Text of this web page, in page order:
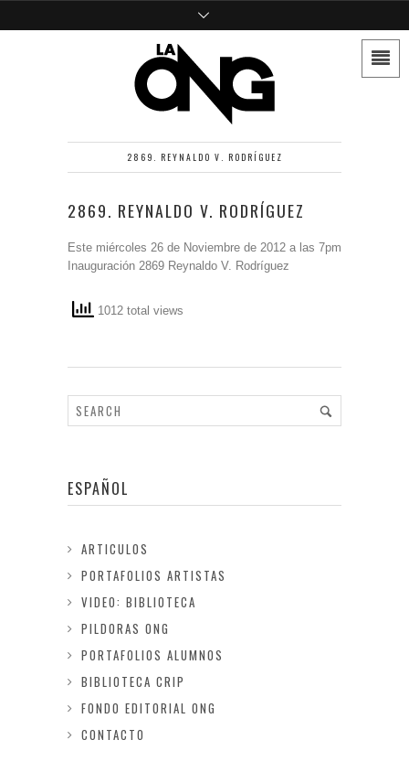
2869. REYNALDO V. RODRÍGUEZ
2869. REYNALDO V. RODRÍGUEZ
Este miércoles 26 de Noviembre de 2012 a las 7pm
Inauguración 2869 Reynaldo V. Rodríguez
1012 total views
ESPAÑOL
ARTICULOS
PORTAFOLIOS ARTISTAS
VIDEO: BIBLIOTECA
PILDORAS ONG
PORTAFOLIOS ALUMNOS
BIBLIOTECA CRIP
FONDO EDITORIAL ONG
CONTACTO